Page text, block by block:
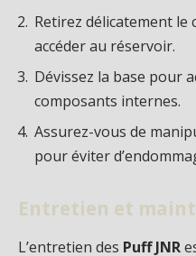
Retirez délicatement
accéder au réservoir.
Dévissez la base pour
composants internes.
Assurez-vous de
pour éviter
Entretien et
L’entretien des Puff JNR